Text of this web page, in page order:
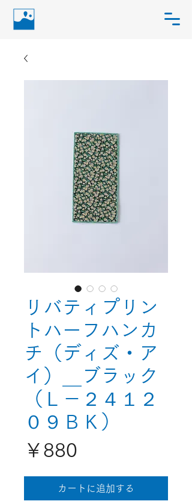
リバティプリン
トハーフハンカ
チ（ディズ・ア
イ）＿ブラック
（Ｌ－２４１２
０９ＢＫ）
￥880
格
カートに追加する